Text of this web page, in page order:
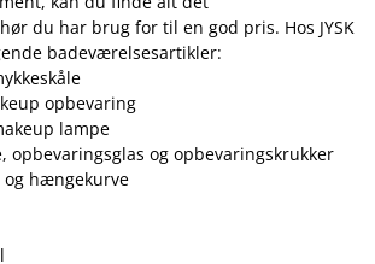
du har brug for til en god pris. Hos JYSK
badeværelsesartikler:
opbevaring
lampe
opbevaringsglas og opbevaringskrukker
og hængekurve